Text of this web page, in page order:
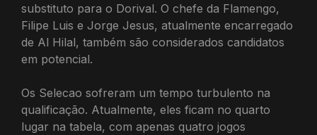
substituto para o Dorival. O chefe da Flamengo,
Filipe Luis e Jorge Jesus, atualmente encarregado
de Al Hilal, também são considerados candidatos
em potencial.
Os Selecao sofreram um tempo turbulento na
qualificação. Atualmente, eles ficam no quarto
lugar na tabela, com apenas quatro jogos